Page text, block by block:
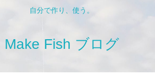
自分で作り、使う。
Make Fish ブログ